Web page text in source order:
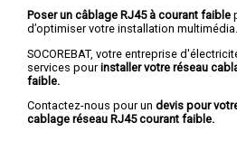
Poser un câblage RJ45 à courant faible
d’optimiser votre installation multimédia.
SOCOREBAT, votre entreprise
services pourinstaller votre réseau
faible.
Contactez-nous pour un devis pour
cablage réseau RJ45 courant faible.